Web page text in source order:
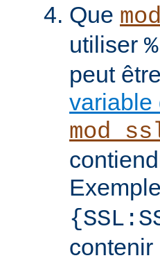
Que
utiliser
peut
variable